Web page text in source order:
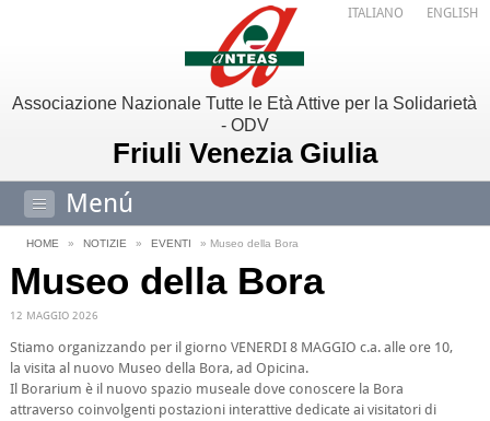
Associazione Nazionale Tutte le Età Attive per la Solidarietà
- ODV
Friuli Venezia Giulia
Menú
ITALIANO ENGLISH
HOME » NOTIZIE » EVENTI » Museo della Bora
Museo della Bora
12 MAGGIO 2026
Stiamo organizzando per il giorno VENERDI 8 MAGGIO c.a. alle ore 10,
la visita al nuovo Museo della Bora, ad Opicina.
Il Borarium è il nuovo spazio museale dove conoscere la Bora
attraverso coinvolgenti postazioni interattive dedicate ai visitatori di